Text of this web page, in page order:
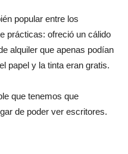
popular entre los
prácticas: ofreció un cálido
alquiler que apenas podían
papel y la tinta eran gratis.
que tenemos que
de poder ver escritores.